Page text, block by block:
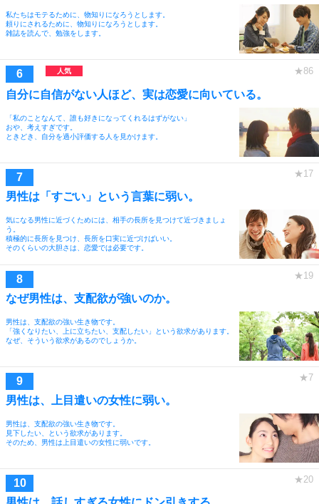
私たちはモテるために、物知りになろうとします。
頼りにされるために、物知りになろうとします。
雑誌を読んで、勉強をします。
自分に自信がない人ほど、実は恋愛に向いている。
「私のことなんて、誰も好きになってくれるはずがない」
おや、考えすぎです。
ときどき、自分を過小評価する人を見かけます。
男性は「すごい」という言葉に弱い。
気になる男性に近づくためには、相手の長所を見つけて近づきましょ
う。
積極的に長所を見つけ、長所を口実に近づけばいい。
そのくらいの大胆さは、恋愛では必要です。
なぜ男性は、支配欲が強いのか。
男性は、支配欲の強い生き物です。
「強くなりたい、上に立ちたい、支配したい」という欲求があります。
なぜ、そういう欲求があるのでしょうか。
男性は、上目遣いの女性に弱い。
男性は、支配欲の強い生き物です。
見下したい、という欲求があります。
そのため、男性は上目遣いの女性に弱いです。